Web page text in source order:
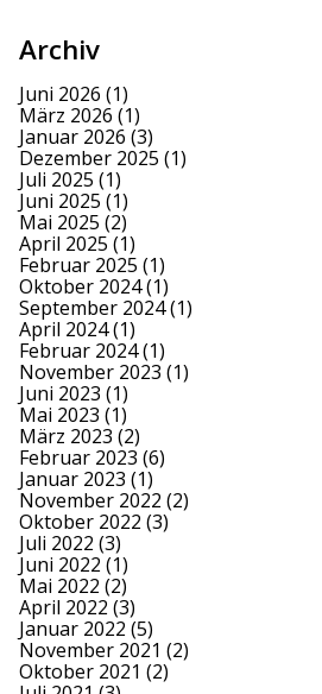
Archiv
Juni 2026 (1)
März 2026 (1)
Januar 2026 (3)
Dezember 2025 (1)
Juli 2025 (1)
Juni 2025 (1)
Mai 2025 (2)
April 2025 (1)
Februar 2025 (1)
Oktober 2024(1)
September 2024(1)
April 2024(1)
Februar 2024(1)
November 2023 (1)
Juni 2023 (1)
Mai 2023 (1)
März 2023 (2)
Februar 2023 (6)
Januar 2023 (1)
November 2022 (2)
Oktober 2022 (3)
Juli 2022 (3)
Juni 2022 (1)
Mai 2022 (2)
April 2022 (3)
Januar 2022 (5)
November 2021 (2)
Oktober 2021 (2)